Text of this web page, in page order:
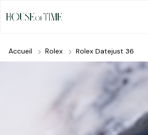
Accueil Rolex Rolex Datejust 36